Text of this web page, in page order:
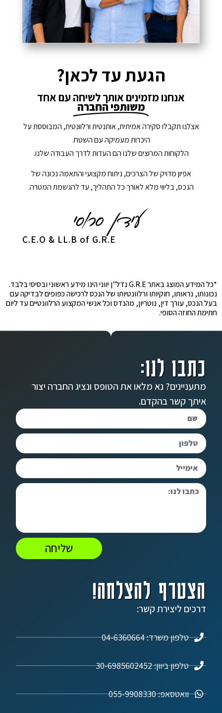
הגעת עד לכאן?
אנחנו מזמינים אותך לשיחה עם אחד
משותפי החברה
אצלנו תקבלו סקירה אמיתית, אותנטית ורלוונטית, המבוססת על
היכרות מעמיקה עם השטח.
הלקוחות המרוצים שלנו הם העדות לדרך העבודה שלנו.
אפיון מדויק של הצרכים, ניתוח מקצועי והתאמה נכונה של
הנכס, בליווי מלא לאורך כל התהליך, עד להגשמת המטרה.
C.E.O & LL.B of G.R.E
*כל המידע המוצג באתר G.R.E נדל"ן יווני הינו מידע ראשוני ובסיסי בלבד.
נכונותו, נראותו, חוקיותו ורלוונטיותו של הנכס לרכישה כפופים לבדיקה עם
בעל הנכס, עורך דין, נוטריון, מהנדס וכל אנשי המקצוע הרלוונטיים עד ליום
חתימת החוזה הסופי.
הצטרף להצלחה!
דרכים ליצירת קשר:
טלפון משרד: 04-6360664
טלפון ביוון: 30-6985602452
וואטסאפ: 055-9908330
כתבו לנו:
מתעניינים? נא מלאו את הטופס ונציג החברה יצור
איתך קשר בהקדם.
שליחה